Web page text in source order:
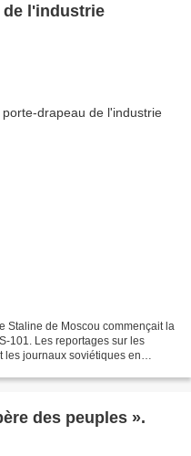
de l'industrie
Staline de Moscou commençait la
101. Les reportages sur les
les journaux soviétiques en
des peuples ».